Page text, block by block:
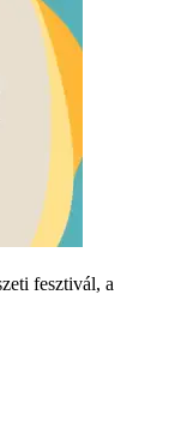
fesztivál, a